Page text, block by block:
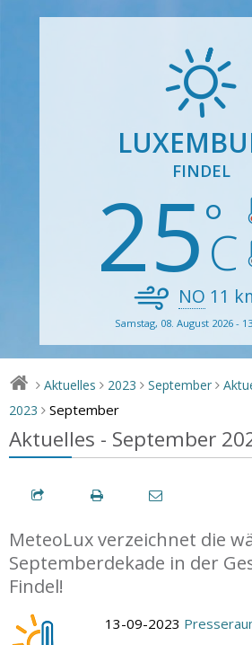
FINDEL
25
NO 11
Samstag, 08. August 2026 -
> Aktuelles > 2023 > September >
2023 > September
Aktuelles - September
MeteoLux verzeichnet die
Septemberdekade in der
Findel!
13-09-2023